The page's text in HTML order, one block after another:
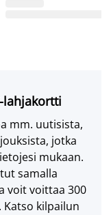
lahjakortti
mm. uutisista,
jotka
mukaan.
samalla
voit voittaa 300
Katso kilpailun